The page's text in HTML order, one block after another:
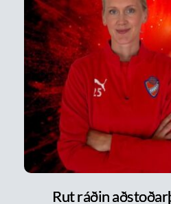
Rut ráðin